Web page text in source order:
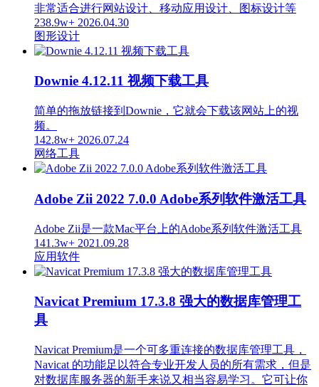
非常适合进行网站设计、移动应用设计、图标设计等
238.9w+ 2026.04.30
图形设计
Downie 4.12.11 视频下载工具
简单的拖放链接到Downie，它就会下载该网站上的视
频。
142.8w+ 2026.07.24
网络工具
Adobe Zii 2022 7.0.0 Adobe系列软件激活工具
Adobe Zii是一款Mac平台上的Adobe系列软件激活工具
141.3w+ 2021.09.28
应用软件
Navicat Premium 17.3.8 强大的数据库管理工
具
Navicat Premium是一个可多重连接的数据库管理工具，
Navicat 的功能足以符合专业开发人员的所有需求，但是
对数据库服务器的新手来说又相当容易学习。它可让你